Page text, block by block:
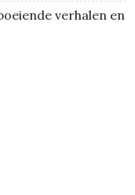
verhalen en